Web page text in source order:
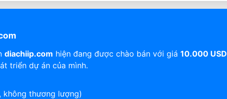
diachiip.com hiện đang được chào bán với giá 10.000 USD
triển dự án của mình.
không thương lượng)